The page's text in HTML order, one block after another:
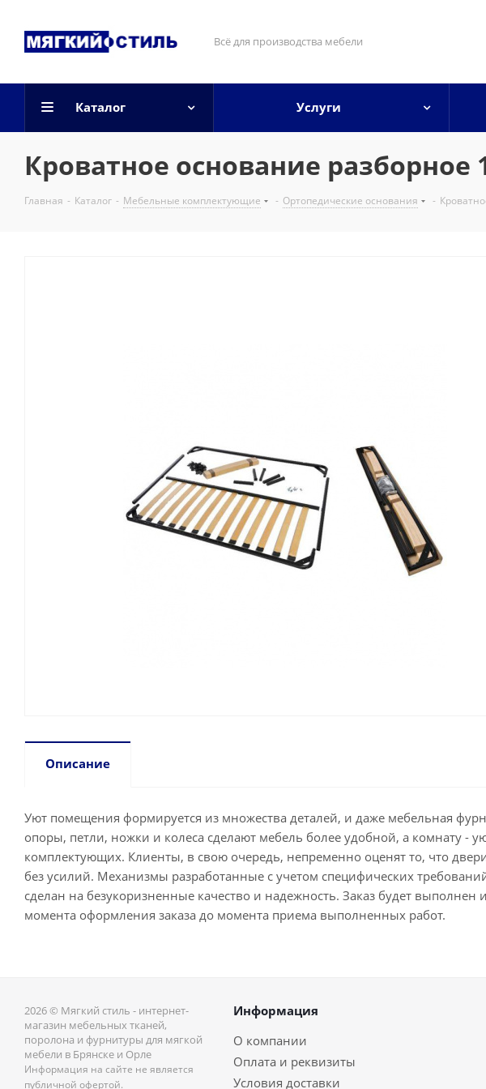
Всё для производства мебели
Каталог Услуги
Кроватное основание разборное
Главная - Каталог - Мебельные комплектующие - Ортопедические основания -
Описание
Уют помещения формируется из множества деталей, и даже мебельная
опоры, петли, ножки и колеса сделают мебель более удобной, а комнату
комплектующих. Клиенты, в свою очередь, непременно оценят то, что
без усилий. Механизмы разработанные с учетом специфических
сделан на безукоризненные качество и надежность. Заказ будет выполнен
момента оформления заказа до момента приема выполненных работ.
2026 © Мягкий стиль - интернет-
магазин мебельных тканей,
поролона и фурнитуры для мягкой
мебели в Брянске и Орле
Информация на сайте не является
публичной офертой.
Информация
О компании
Оплата и реквизиты
Условия доставки